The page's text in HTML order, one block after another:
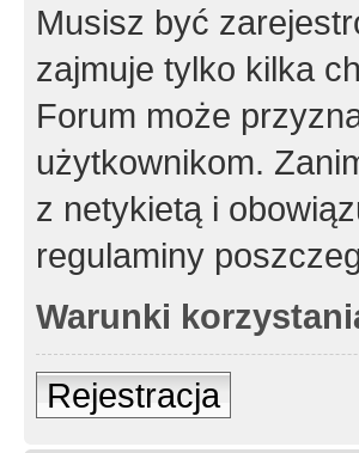
Musisz być
zajmuje tylko kilka
Forum może
użytkownikom.
z netykietą i
regulaminy
Warunki
Rejestracja